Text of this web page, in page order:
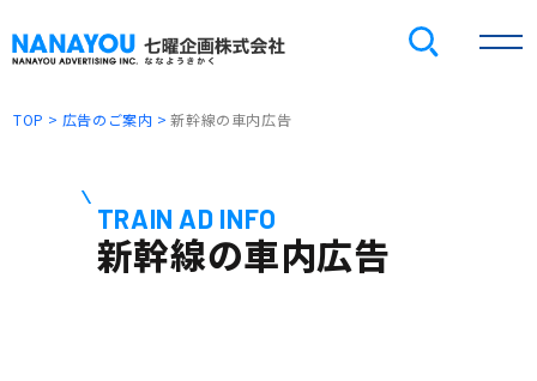
TOP 広告のご案内 新幹線の車内広告
TRAIN AD INFO
新幹線の車内広告